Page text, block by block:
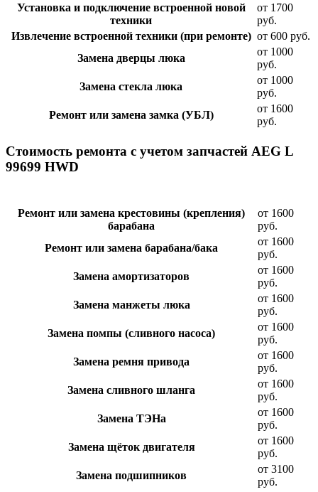
Установка и подключение встроенной новой
техники
от 1700
руб.
Извлечение встроенной техники (при ремонте) от 600 руб.
Замена дверцы люка
от 1000
руб.
Замена стекла люка
от 1000
руб.
Ремонт или замена замка (УБЛ)
от 1600
руб.
Стоимость ремонта с учетом запчастей AEG L
99699 HWD
Ремонт или замена крестовины (крепления)
барабана
от 1600
руб.
Ремонт или замена барабана/бака
от 1600
руб.
Замена амортизаторов
от 1600
руб.
Замена манжеты люка
от 1600
руб.
Замена помпы (сливного насоса)
от 1600
руб.
Замена ремня привода
от 1600
руб.
Замена сливного шланга
от 1600
руб.
Замена ТЭНа
от 1600
руб.
Замена щёток двигателя
от 1600
руб.
Замена подшипников
от 3100
руб.